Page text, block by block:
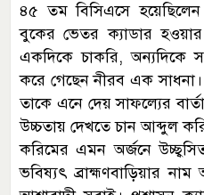
৪৫ তম বিসিএসে
বুকের ভেতর ক্যাডার হওয়ার
একদিকে চাকরি, অন্যদিকে
করে গেছেন নীরব এক সাধনা।
তাকে এনে দেয় সাফল্যের
উচ্চতায় দেখতে চান আব্দুল
করিমের এমন অর্জনে
ভবিষ্যৎ ব্রাহ্মণবাড়িয়ার